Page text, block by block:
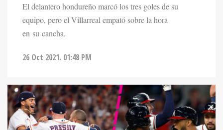
El delantero hondureño marcó los tres goles de su
equipo, pero el Villarreal empató sobre la hora
en su cancha.
26 Oct 2021. 01:48 PM